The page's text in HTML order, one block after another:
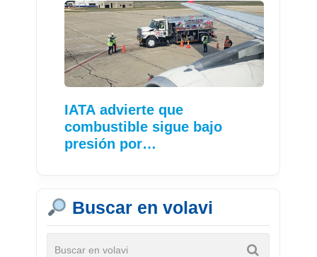
IATA advierte que
combustible sigue bajo
presión por…
Buscar en volavi